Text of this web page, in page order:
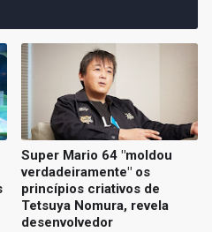
Super Mario 64 "moldou
verdadeiramente" os
princípios criativos de
Tetsuya Nomura, revela
desenvolvedor